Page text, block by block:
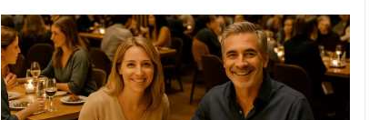
Pizzaria:
tradição
em
pizza